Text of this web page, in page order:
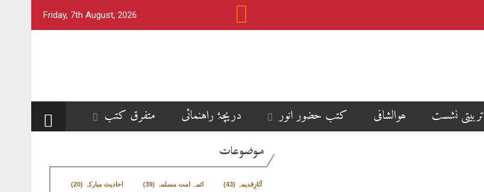
Friday, 7th August, 2026
تربیتی نشست ھوالشافی کتب حضور انور دریچۂ راہنمائی متفرق کتب
موضوعات
آثارِقدیمہ (43) ائمہ امت مسلمہ (39) احادیث مبارکہ (20)